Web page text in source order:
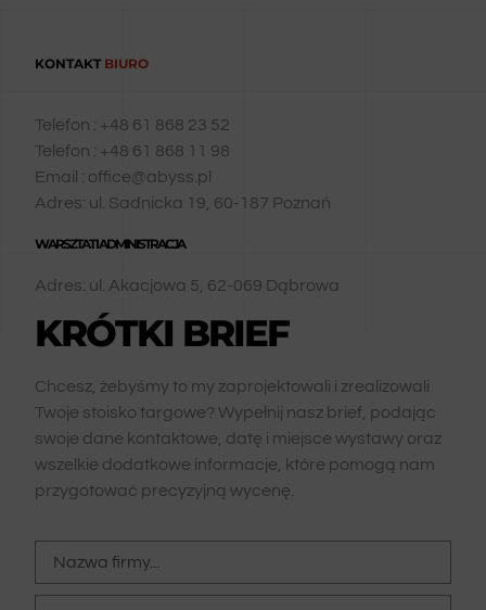
KONTAKTBIURO
Telefon : +48 61 868 23 52
Telefon : +48 61 868 11 98
Email : office@abyss.pl
Adres: ul. Sadnicka 19, 60-187 Poznań
WARSZTAT I ADMINISTRACJA
Adres: ul. Akacjowa 5, 62-069 Dąbrowa
KRÓTKI BRIEF
Chcesz, żebyśmy to my zaprojektowali i zrealizowali
Twoje stoisko targowe? Wypełnij nasz brief, podając
swoje dane kontaktowe, datę i miejsce wystawy oraz
wszelkie dodatkowe informacje, które pomogą nam
przygotować precyzyjną wycenę.